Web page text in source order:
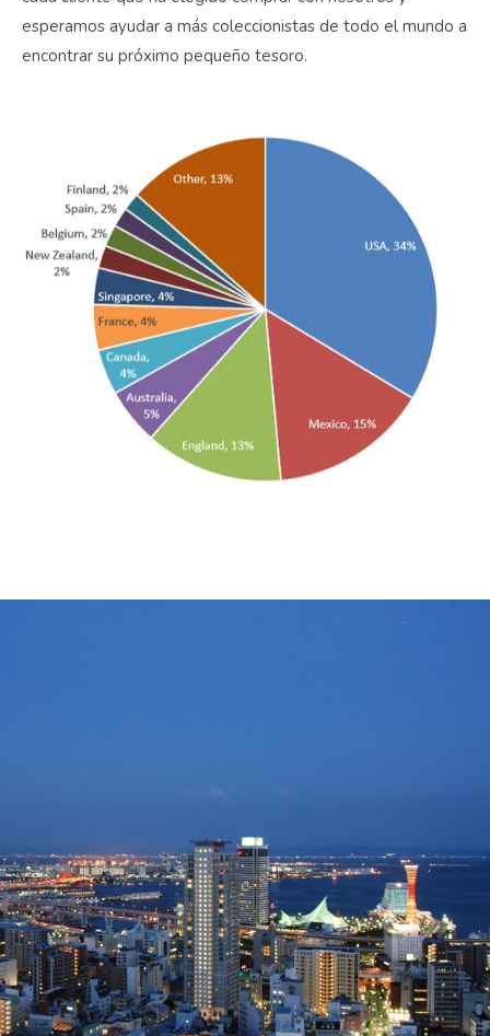
esperamos ayudar a más coleccionistas de todo el mundo a
encontrar su próximo pequeño tesoro.